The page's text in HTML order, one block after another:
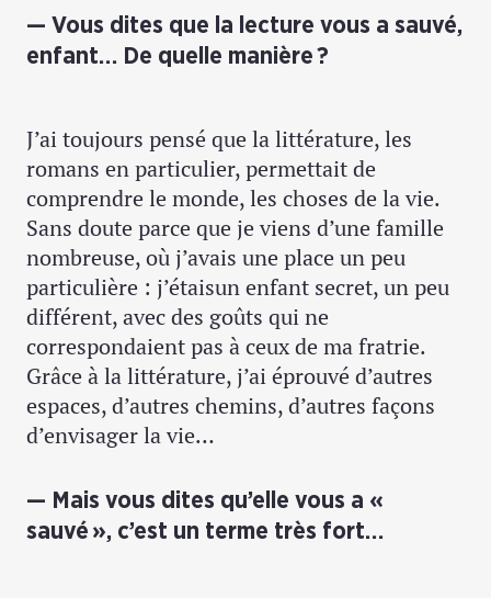
Vous dites que la lecture vous a sauvé,
enfant… De quelle manière ?
J’ai toujours pensé que la littérature, les
romans en particulier, permettait de
comprendre le monde, les choses de la vie.
Sans doute parce que je viens d’une famille
nombreuse, où j’avais une place un peu
particulière : j’étaisun enfant secret, un peu
différent, avec des goûts qui ne
correspondaient pas à ceux de ma fratrie.
Grâce à la littérature, j’ai éprouvé d’autres
espaces, d’autres chemins, d’autres façons
d’envisager la vie…
Mais vous dites qu’elle vous a «
sauvé », c’est un terme très fort…